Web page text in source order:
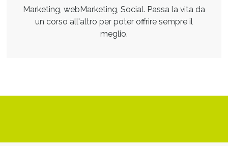
Marketing, webMarketing, Social. Passa la vita da
un corso all'altro per poter offrire sempre il
meglio.